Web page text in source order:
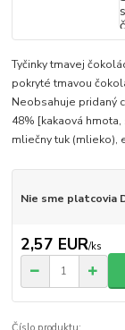
Tyčinky tmavej
pokryté tmavou
Neobsahuje pridaný
48% [kakaová
mliečny tuk (mlieko),
Nie sme platcovia
2,57 EUR/ks